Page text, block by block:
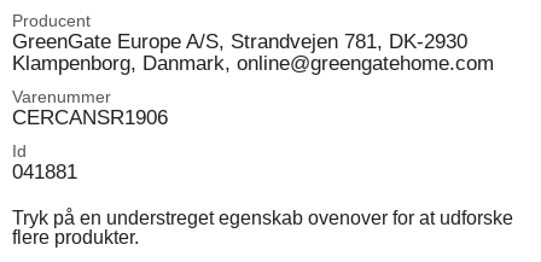
Producent
GreenGate Europe A/S, Strandvejen 781, DK-2930
Klampenborg, Danmark, online@greengatehome.com
Varenummer
CERCANSR1906
Id
041881
Tryk på en understreget egenskab ovenover for at udforske
flere produkter.